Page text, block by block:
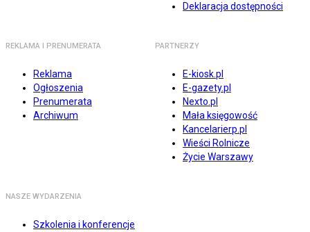
Deklaracja dostępności
REKLAMA I PRENUMERATA
Reklama
Ogłoszenia
Prenumerata
Archiwum
PARTNERZY
E-kiosk.pl
E-gazety.pl
Nexto.pl
Mała księgowość
Kancelarierp.pl
Wieści Rolnicze
Życie Warszawy
NASZE WYDARZENIA
Szkolenia i konferencje